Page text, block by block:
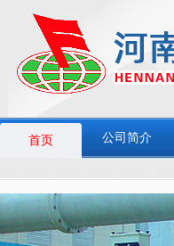
首页 公司简介